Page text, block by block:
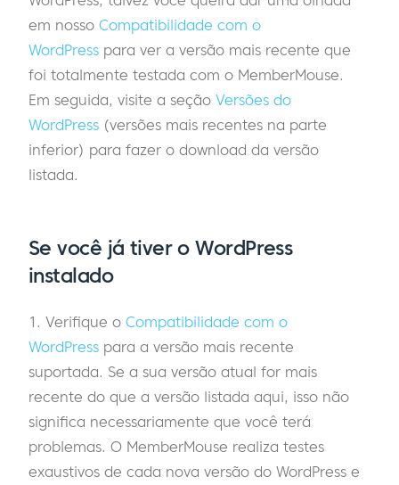
em nosso Compatibilidade com o
WordPress para ver a versão mais recente que
foi totalmente testada com o MemberMouse.
Em seguida, visite a seção Versões do
WordPress (versões mais recentes na parte
inferior) para fazer o download da versão
listada.
Se você já tiver o WordPress
instalado
1. Verifique o Compatibilidade com o
WordPress para a versão mais recente
suportada. Se a sua versão atual for mais
recente do que a versão listada aqui, isso não
significa necessariamente que você terá
problemas. O MemberMouse realiza testes
exaustivos de cada nova versão do WordPress e